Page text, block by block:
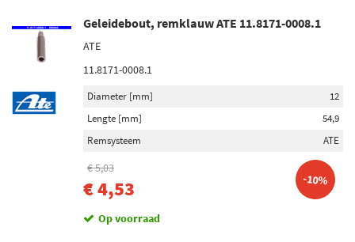
Remzadel/remklauw (442)
Remzadel/remklauw zuiger (77)
Geleidehuls, remklauw (25)
Ontluchtingsschroef/-klep, remklauw (22)
Wielremcilinder reparatieset (17)
Geleidebout, remklauw ATE 11.8171-0008.1
ATE
11.8171-0008.1
Diameter [mm]
12
Lengte [mm]
54,9
Remsysteem
ATE
€ 5,03
€ 4,53 -10%
Op voorraad